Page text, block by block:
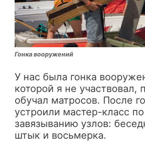
Гонка вооружений
У нас была гонка
которой я не участвовал,
обучал матросов. После
устроили мастер-класс по
завязыванию узлов:
штык и восьмерка.